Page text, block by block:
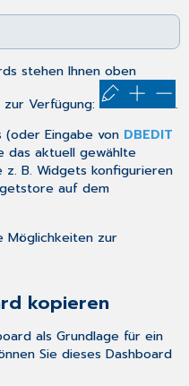
stehen Ihnen oben
zur Verfügung:
.
(oder Eingabe von DBEDIT
das aktuell gewählte
z. B.Widgets konfigurieren
auf dem
Möglichkeiten zur
kopieren
als Grundlage für ein
Sie dieses Dashboard